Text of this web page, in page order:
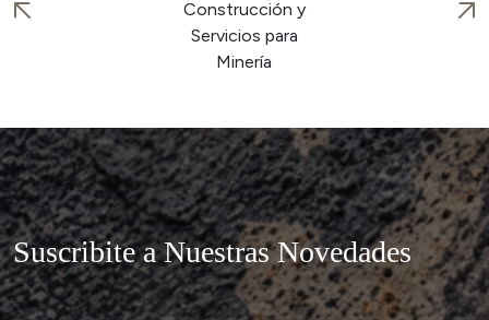
Suscribite a Nuestras Novedades